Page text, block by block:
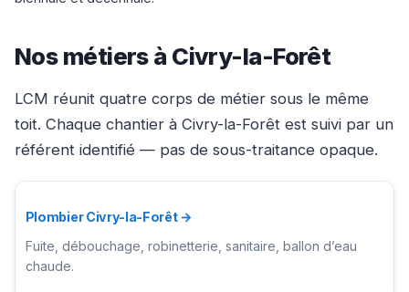
Nos métiers à Civry-la-Forêt
LCM réunit quatre corps de métier sous le même
toit. Chaque chantier à Civry-la-Forêt est suivi par un
référent identifié — pas de sous-traitance opaque.
Plombier Civry-la-Forêt →
Fuite, débouchage, robinetterie, sanitaire, ballon d’eau
chaude.